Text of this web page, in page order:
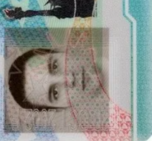
ضع وجهك أمام العدسة، وحافظ على
ثبت الكاميرا على ارتفاع الوجه.